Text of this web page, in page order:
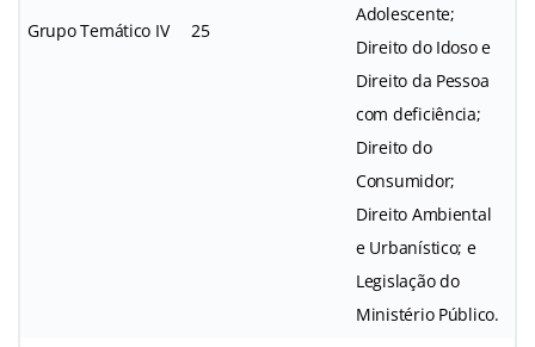
Grupo Temático IV 25
Adolescente;
Direito do Idoso e
Direito da Pessoa
com deficiência;
Direito do
Consumidor;
Direito Ambiental
e Urbanístico; e
Legislação do
Ministério Público.